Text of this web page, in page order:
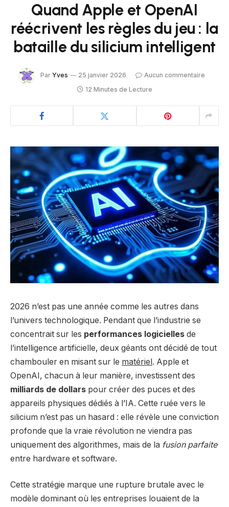
Quand Apple et OpenAI
réécrivent les règles du jeu : la
bataille du silicium intelligent
Par Yves 25 janvier 2026
Aucun commentaire
12 Minutes de Lecture
2026 n’est pas une année comme les autres dans
l’univers technologique. Pendant que l’industrie se
concentrait sur les performances logicielles de
l’intelligence artificielle, deux géants ont décidé de tout
chambouler en misant sur le matériel. Apple et
OpenAI, chacun à leur manière, investissent des
milliards de dollars pour créer des puces et des
appareils physiques dédiés à l’IA. Cette ruée vers le
silicium n’est pas un hasard : elle révèle une conviction
profonde que la vraie révolution ne viendra pas
uniquement des algorithmes, mais de la fusion parfaite
entre hardware et software.
Cette stratégie marque une rupture brutale avec le
modèle dominant où les entreprises louaient de la